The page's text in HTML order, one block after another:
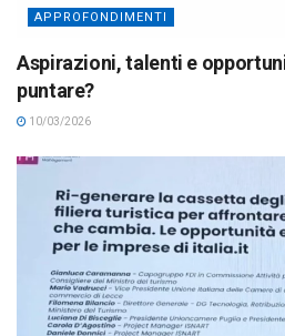
APPROFONDIMENTI
Aspirazioni, talenti e
puntare?
10/03/2026